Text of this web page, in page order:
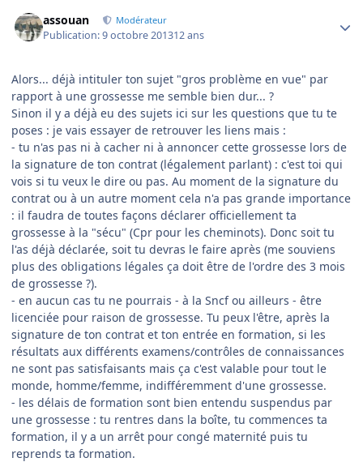
assouan Modérateur
Publication:9 octobre 201312 ans
Alors... déjà intituler ton sujet "gros problème en vue" par
rapport à une grossesse me semble bien dur... ?
Sinon il y a déjà eu des sujets ici sur les questions que tu te
poses : je vais essayer de retrouver les liens mais :
- tu n'as pas ni à cacher ni à annoncer cette grossesse lors de
la signature de ton contrat (légalement parlant) : c'est toi qui
vois si tu veux le dire ou pas. Au moment de la signature du
contrat ou à un autre moment cela n'a pas grande importance
: il faudra de toutes façons déclarer officiellement ta
grossesse à la "sécu" (Cpr pour les cheminots). Donc soit tu
l'as déjà déclarée, soit tu devras le faire après (me souviens
plus des obligations légales ça doit être de l'ordre des 3 mois
de grossesse ?).
- en aucun cas tu ne pourrais - à la Sncf ou ailleurs - être
licenciée pour raison de grossesse. Tu peux l'être, après la
signature de ton contrat et ton entrée en formation, si les
résultats aux différents examens/contrôles de connaissances
ne sont pas satisfaisants mais ça c'est valable pour tout le
monde, homme/femme, indifféremment d'une grossesse.
- les délais de formation sont bien entendu suspendus par
une grossesse : tu rentres dans la boîte, tu commences ta
formation, il y a un arrêt pour congé maternité puis tu
reprends ta formation.